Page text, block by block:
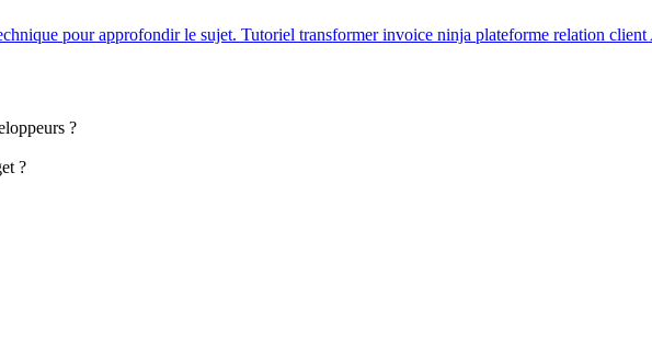
pour approfondir le sujet. Tutoriel transformer invoice ninja plateforme relation client
?
?